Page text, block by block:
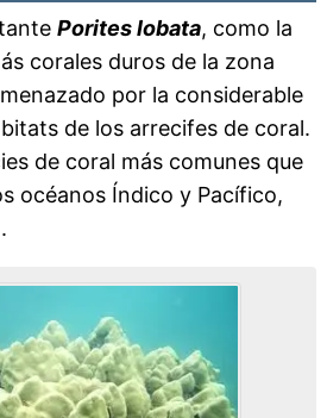
Porites lobata, como la
corales duros de la zona
por la considerable
de los arrecifes de coral.
de coral más comunes que
océanos Índico y Pacífico,